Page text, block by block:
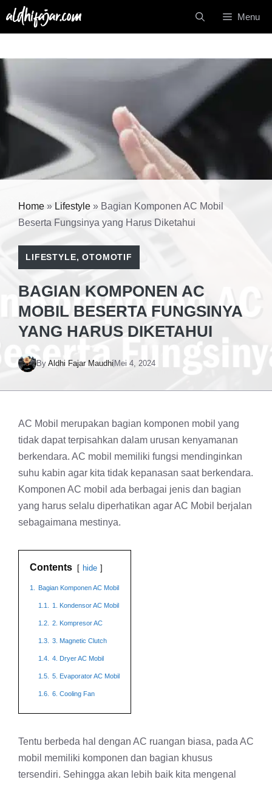
Langsung
ke
Menu
Home » Lifestyle » Bagian Komponen AC Mobil
Beserta Fungsinya yang Harus Diketahui
LIFESTYLE,OTOMOTIF
BAGIAN KOMPONEN AC
MOBIL BESERTA FUNGSINYA
YANG HARUS DIKETAHUI
By Aldhi Fajar Maudhi Mei 4, 2024
AC Mobil merupakan bagian komponen mobil yang
tidak dapat terpisahkan dalam urusan kenyamanan
berkendara. AC mobil memiliki fungsi mendinginkan
suhu kabin agar kita tidak kepanasan saat berkendara.
Komponen AC mobil ada berbagai jenis dan bagian
yang harus selalu diperhatikan agar AC Mobil berjalan
sebagaimana mestinya.
Contents hide
1. Bagian Komponen AC Mobil
1.1. 1. Kondensor AC Mobil
1.2. 2. Kompresor AC
1.3. 3. Magnetic Clutch
1.4. 4. Dryer AC Mobil
1.5. 5. Evaporator AC Mobil
1.6. 6. Cooling Fan
Tentu berbeda hal dengan AC ruangan biasa, pada AC
mobil memiliki komponen dan bagian khusus
tersendiri. Sehingga akan lebih baik kita mengenal